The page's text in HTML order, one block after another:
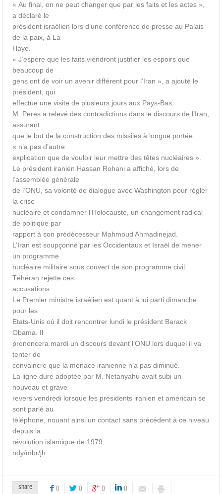
« Au final, on ne peut changer que par les faits et les actes »,
a déclaré le
président israélien lors d’une conférence de presse au Palais
de la paix, à La
Haye.
« J’espère que les faits viendront justifier les espoirs que
beaucoup de
gens ont de voir un avenir différent pour l’Iran », a ajouté le
président, qui
effectue une visite de plusieurs jours aux Pays-Bas.
M. Peres a relevé des contradictions dans le discours de l’Iran,
assurant
que le but de la construction des missiles à longue portée
« n’a pas d’autre
explication que de vouloir leur mettre des têtes nucléaires ».
Le président iranien Hassan Rohani a affiché, lors de
l’assemblée générale
de l’ONU, sa volonté de dialogue avec Washington pour régler
la crise
nucléaire et condamner l’Holocauste, un changement radical
de politique par
rapport à son prédécesseur Mahmoud Ahmadinejad.
L’Iran est soupçonné par les Occidentaux et Israël de mener
un programme
nucléaire militaire sous couvert de son programme civil.
Téhéran rejette ces
accusations.
Le Premier ministre israélien est quant à lui parti dimanche
pour les
Etats-Unis où il doit rencontrer lundi le président Barack
Obama. Il
prononcera mardi un discours devant l’ONU lors duquel il va
tenter de
convaincre que la menace iranienne n’a pas diminué.
La ligne dure adoptée par M. Netanyahu avait subi un
nouveau et grave
revers vendredi lorsque les présidents iranien et américain se
sont parlé au
téléphone, nouant ainsi un contact sans précédent à ce niveau
depuis la
révolution islamique de 1979.
ndy/mbr/jh
share 0 0 0 0